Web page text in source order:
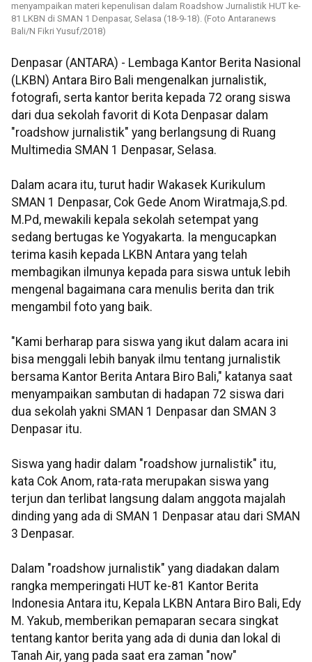
menyampaikan materi kepenulisan dalam Roadshow Jurnalistik HUT ke-
81 LKBN di SMAN 1 Denpasar, Selasa (18-9-18). (Foto Antaranews
Bali/N Fikri Yusuf/2018)
Denpasar (ANTARA) - Lembaga Kantor Berita Nasional
(LKBN) Antara Biro Bali mengenalkan jurnalistik,
fotografi, serta kantor berita kepada 72 orang siswa
dari dua sekolah favorit di Kota Denpasar dalam
"roadshow jurnalistik" yang berlangsung di Ruang
Multimedia SMAN 1 Denpasar, Selasa.
Dalam acara itu, turut hadir Wakasek Kurikulum
SMAN 1 Denpasar, Cok Gede Anom Wiratmaja,S.pd.
M.Pd, mewakili kepala sekolah setempat yang
sedang bertugas ke Yogyakarta. Ia mengucapkan
terima kasih kepada LKBN Antara yang telah
membagikan ilmunya kepada para siswa untuk lebih
mengenal bagaimana cara menulis berita dan trik
mengambil foto yang baik.
"Kami berharap para siswa yang ikut dalam acara ini
bisa menggali lebih banyak ilmu tentang jurnalistik
bersama Kantor Berita Antara Biro Bali," katanya saat
menyampaikan sambutan di hadapan 72 siswa dari
dua sekolah yakni SMAN 1 Denpasar dan SMAN 3
Denpasar itu.
Siswa yang hadir dalam "roadshow jurnalistik" itu,
kata Cok Anom, rata-rata merupakan siswa yang
terjun dan terlibat langsung dalam anggota majalah
dinding yang ada di SMAN 1 Denpasar atau dari SMAN
3 Denpasar.
Dalam "roadshow jurnalistik" yang diadakan dalam
rangka memperingati HUT ke-81 Kantor Berita
Indonesia Antara itu, Kepala LKBN Antara Biro Bali, Edy
M. Yakub, memberikan pemaparan secara singkat
tentang kantor berita yang ada di dunia dan lokal di
Tanah Air, yang pada saat era zaman "now"